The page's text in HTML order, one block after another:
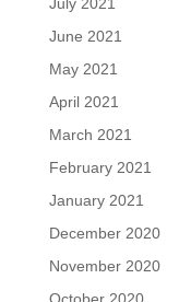
June 2021
May 2021
April 2021
March 2021
February 2021
January 2021
December 2020
November 2020